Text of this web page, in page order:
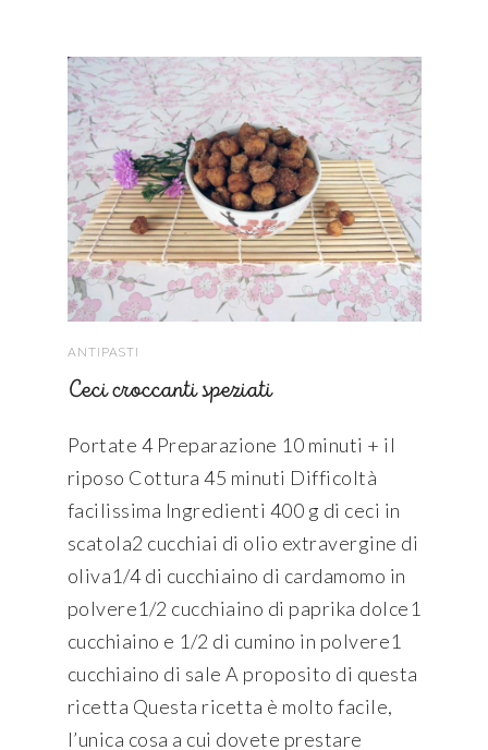
ANTIPASTI
Ceci croccanti speziati
Portate 4 Preparazione 10 minuti + il
riposo Cottura 45 minuti Difficoltà
facilissima Ingredienti 400 g di ceci in
scatola2 cucchiai di olio extravergine di
oliva1/4 di cucchiaino di cardamomo in
polvere1/2 cucchiaino di paprika dolce1
cucchiaino e 1/2 di cumino in polvere1
cucchiaino di sale A proposito di questa
ricetta Questa ricetta è molto facile,
l’unica cosa a cui dovete prestare